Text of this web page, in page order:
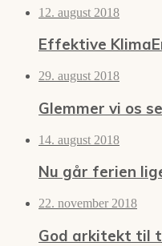
12. august 2018
Effektive
29. august 2018
Glemmer vi os
14. august 2018
Nu går ferien
22. november 2018
God arkitekt til